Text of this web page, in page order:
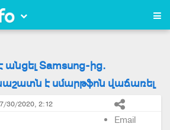
Samsung-ից.
է սմարթֆոն վաճառել
30/2020, 2:12
Email